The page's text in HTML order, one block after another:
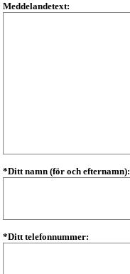
Meddelandetext:
*Ditt namn (för och efternamn):
*Ditt telefonnummer: